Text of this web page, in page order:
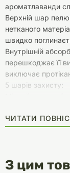
ароматлаванди
Верхній шар
нетканого
швидко
Внутрішній
перешкоджає її
виключає
5 шарів захисту:
Абсорбуюча
Абсорбуючий
на звороті.
ЧИТАТИ
З цим